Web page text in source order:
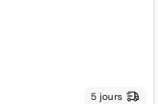
5 jours